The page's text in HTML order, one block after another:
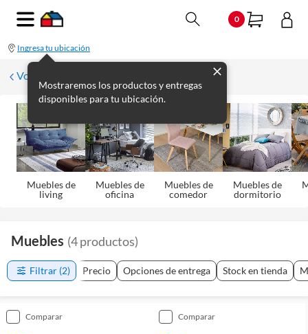
0
Ingresa tu ubicación
Mostraremos los productos y entregas
disponibles para tu ubicación.
Volver
Muebles de
living
Muebles de
oficina
Muebles de
comedor
Muebles de
dormitorio
Muebles (4productos)
Filtrar (2) Precio Opciones de entrega Stock en tienda
comparar comparar